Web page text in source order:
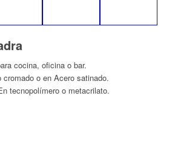
cocina, oficina o bar.
o en Acero satinado.
tecnopolímero o metacrilato.